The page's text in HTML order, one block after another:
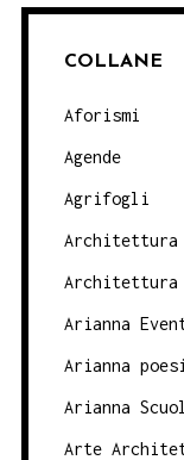
COLLANE
Aforismi
Agende
Agrifogli
Architettura
Arianna
Arianna
Arianna
Arte